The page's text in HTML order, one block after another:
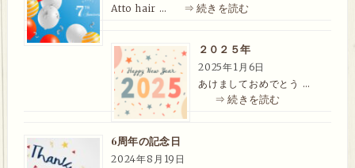
Atto hair …
⇒ 続きを読む
２０２５年
2025年1月6日
あけましておめでとう …
⇒ 続きを読む
6周年の記念日
2024年8月19日